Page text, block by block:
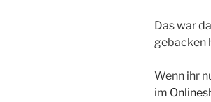
Das war
gebacken
Wenn ihr
im